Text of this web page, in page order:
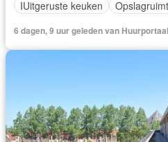
IUitgeruste keuken
6 dagen, 9 uur geleden van Huurportaal